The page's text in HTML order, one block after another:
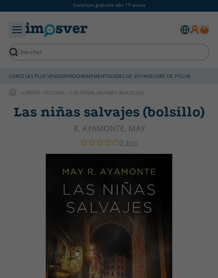
Livraison gratuite dès 19 euros
LIVRES LES PLUS VENDUSPROCHAINEMENTGUIDES DE VOYAGELIVRE DE POCHE
LIBROS FICCION LAS NIÑAS SALVAJES (BOLSILLO)
Las niñas salvajes (bolsillo)
R. AYAMONTE, MAY
0 avis